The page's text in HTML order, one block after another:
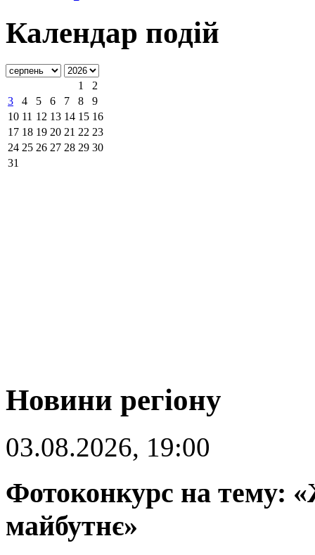
Календар подій
1
2
3
4 5 6 7 8
9
10 11 12 13 14 15 16
17 18 19 20 21 22 23
24 25 26 27 28 29 30
31
Новини регіону
03.08.2026, 19:00
Фотоконкурс на тему:
майбутнє»